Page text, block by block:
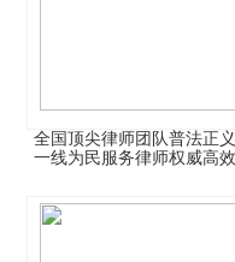
全国顶尖律师团队普法正义
一线为民服务律师权威高效